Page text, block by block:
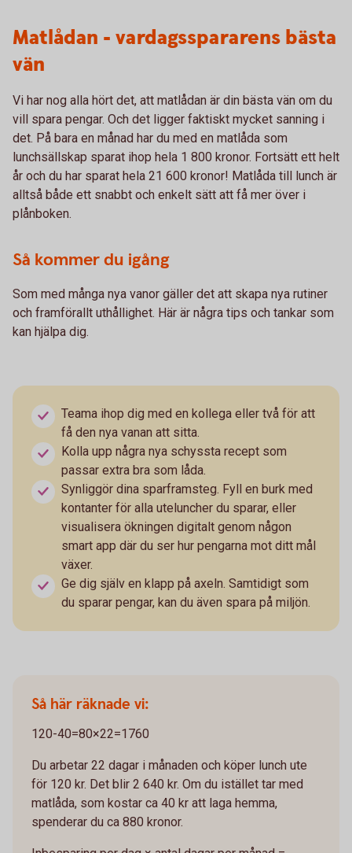
Matlådan - vardagsspararens bästa
vän
Vi har nog alla hört det, att matlådan är din bästa vän om du
vill spara pengar. Och det ligger faktiskt mycket sanning i
det. På bara en månad har du med en matlåda som
lunchsällskap sparat ihop hela 1 800 kronor. Fortsätt ett helt
år och du har sparat hela 21 600 kronor! Matlåda till lunch är
alltså både ett snabbt och enkelt sätt att få mer över i
plånboken.
Så kommer du igång
Som med många nya vanor gäller det att skapa nya rutiner
och framförallt uthållighet. Här är några tips och tankar som
kan hjälpa dig.
Teama ihop dig med en kollega eller två för att
få den nya vanan att sitta.
Kolla upp några nya schyssta recept som
passar extra bra som låda.
Synliggör dina sparframsteg. Fyll en burk med
kontanter för alla uteluncher du sparar, eller
visualisera ökningen digitalt genom någon
smart app där du ser hur pengarna mot ditt mål
växer.
Ge dig själv en klapp på axeln. Samtidigt som
du sparar pengar, kan du även spara på miljön.
Så här räknade vi:
120-40=80×22=1760
Du arbetar 22 dagar i månaden och köper lunch ute
för 120 kr. Det blir 2 640 kr. Om du istället tar med
matlåda, som kostar ca 40 kr att laga hemma,
spenderar du ca 880 kronor.